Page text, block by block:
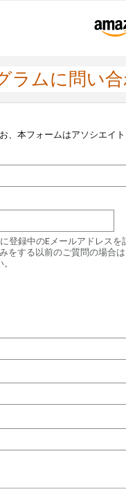
ラムに問い
、本フォームはアソシエイ
登録中のEメールアドレスを
をする以前のご質問の場合